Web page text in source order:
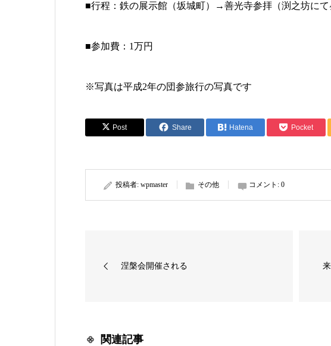
■行程：鉄の展示館（坂城町）→善光寺参拝（渕之坊に
■参加費：1万円
※写真は平成2年の団参旅行の写真です
Post Share Hatena Pocket
投稿者: wpmaster その他 コメント: 0
涅槃会開催される
関連記事